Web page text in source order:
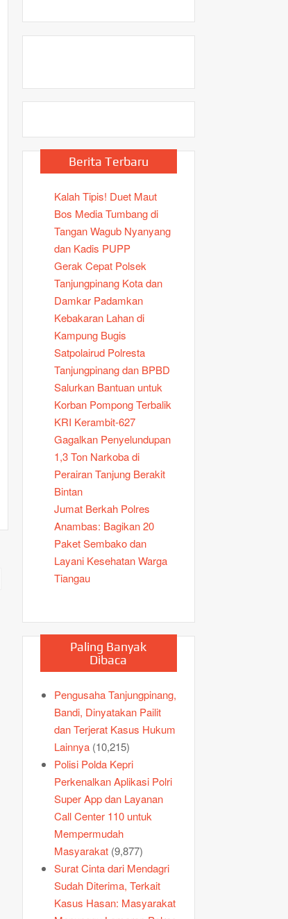
Berita Terbaru
Kalah Tipis! Duet Maut
Bos Media Tumbang di
Tangan Wagub Nyanyang
dan Kadis PUPP
Gerak Cepat Polsek
Tanjungpinang Kota dan
Damkar Padamkan
Kebakaran Lahan di
Kampung Bugis
Satpolairud Polresta
Tanjungpinang dan BPBD
Salurkan Bantuan untuk
Korban Pompong Terbalik
KRI Kerambit-627
Gagalkan Penyelundupan
1,3 Ton Narkoba di
Perairan Tanjung Berakit
Bintan
Jumat Berkah Polres
Anambas: Bagikan 20
Paket Sembako dan
Layani Kesehatan Warga
Tiangau
Paling Banyak
Dibaca
Pengusaha Tanjungpinang,
Bandi, Dinyatakan Pailit
dan Terjerat Kasus Hukum
Lainnya (10,215)
Polisi Polda Kepri
Perkenalkan Aplikasi Polri
Super App dan Layanan
Call Center 110 untuk
Mempermudah
Masyarakat (9,877)
Surat Cinta dari Mendagri
Sudah Diterima, Terkait
Kasus Hasan: Masyarakat